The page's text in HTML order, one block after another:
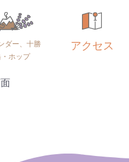
ダー、十勝
ホップ
アクセス